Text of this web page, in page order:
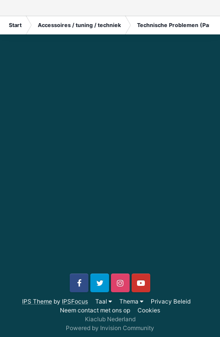
Start Accessoires / tuning / techniek Technische Problemen
IPS Theme by IPSFocus Taal Thema
Privacy Beleid
Neem contact met ons op
Cookies
Kiaclub Nederland
Powered by Invision Community